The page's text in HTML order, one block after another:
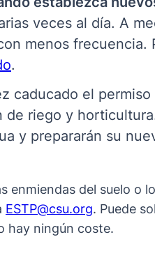
veces al día. A
menos frecuencia.
.
caducado el
de riego y
y prepararán su
enmiendas del suelo o
ESTP@csu.org. Puede
hay ningún coste.